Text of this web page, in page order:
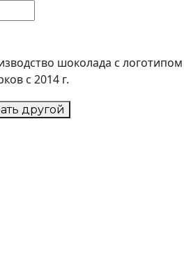
шоколада с логотипом
с 2014 г.